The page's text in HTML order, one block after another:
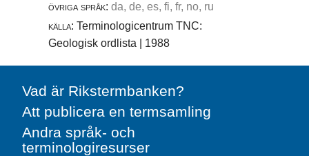
övriga språk: da, de, es, fi, fr, no, ru
källa: Terminologicentrum TNC:
Geologisk ordlista | 1988
Vad är Rikstermbanken?
Att publicera en termsamling
Andra språk- och
terminologiresurser